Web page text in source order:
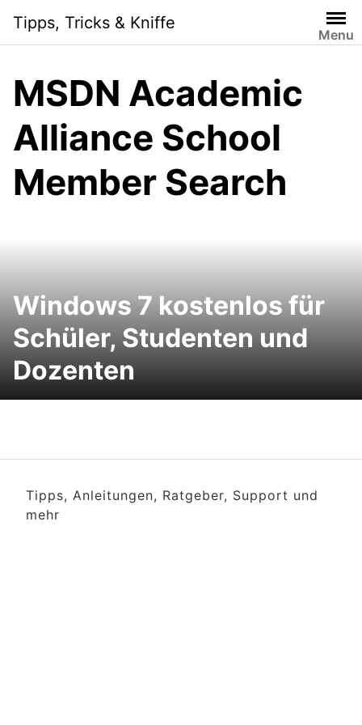
content
Tipps, Tricks & Kniffe
Menu
MSDN Academic
Alliance School
Member Search
Windows 7 kostenlos für
Schüler, Studenten und
Dozenten
Tipps, Anleitungen, Ratgeber, Support und
mehr